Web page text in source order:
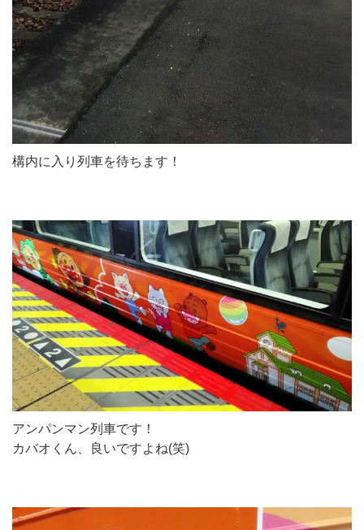
構内に入り列車を待ちます！
アンパンマン列車です！
カバオくん、良いですよね(笑)